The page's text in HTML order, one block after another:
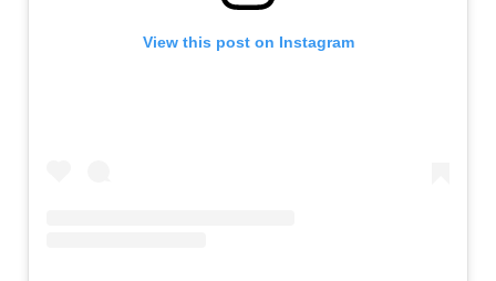
View this post on Instagram